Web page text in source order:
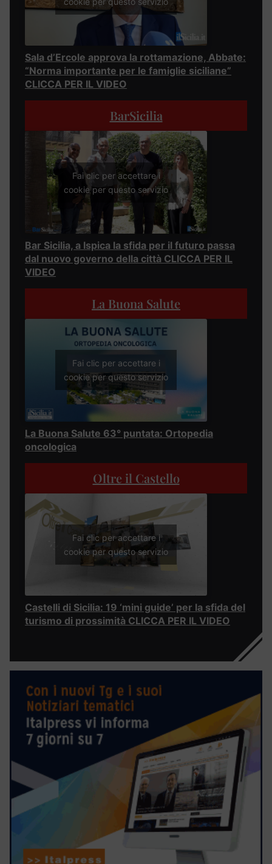
Sala d’Ercole approva la rottamazione, Abbate:
“Norma importante per le famiglie siciliane”
CLICCA PER IL VIDEO
BarSicilia
Fai clic per accettare i
cookie per questo servizio
Bar Sicilia, a Ispica la sfida per il futuro passa
dal nuovo governo della città CLICCA PER IL
VIDEO
La Buona Salute
Fai clic per accettare i
cookie per questo servizio
La Buona Salute 63° puntata: Ortopedia
oncologica
Oltre il Castello
Fai clic per accettare i
cookie per questo servizio
Castelli di Sicilia: 19 ‘mini guide’ per la sfida del
turismo di prossimità CLICCA PER IL VIDEO